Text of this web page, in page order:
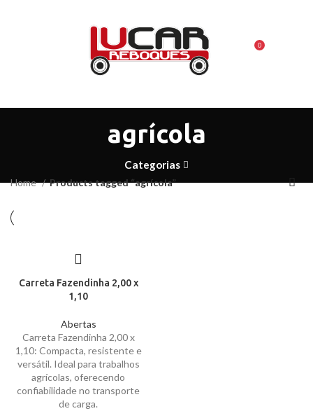
0
agrícola
Categorias
Home Products tagged “agrícola”
Carreta Fazendinha 2,00 x
1,10
Abertas
Carreta Fazendinha 2,00 x
1,10: Compacta, resistente e
versátil. Ideal para trabalhos
agrícolas, oferecendo
confiabilidade no transporte
de carga.